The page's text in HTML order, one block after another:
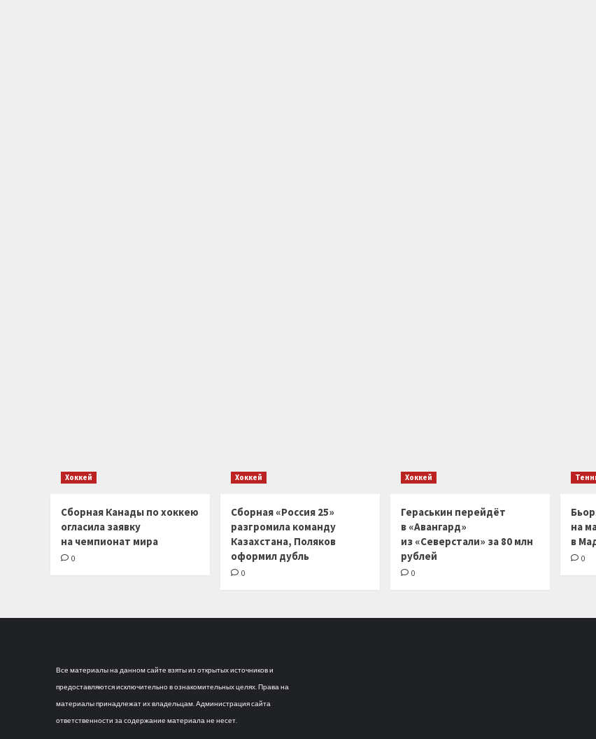
Хоккей
Сборная Канады по хоккею
огласила заявку
на чемпионат мира
0
Хоккей
Сборная «Россия 25»
разгромила команду
Казахстана, Поляков
оформил дубль
0
Хоккей
Гераськин перейдёт
в «Авангард»
из «Северстали» за 80 млн
рублей
0
на
в
0
Все материалы на данном сайте взяты из открытых источников и
предоставляются исключительно в ознакомительных целях. Права на
материалы принадлежат их владельцам. Администрация сайта
ответственности за содержание материала не несет.